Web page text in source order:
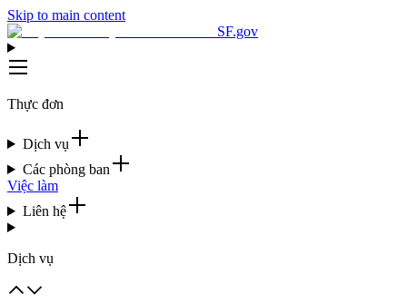
Skip to main content
SF.gov
Thực đơn
Dịch vụ
Các phòng ban
Việc làm
Liên hệ
Dịch vụ